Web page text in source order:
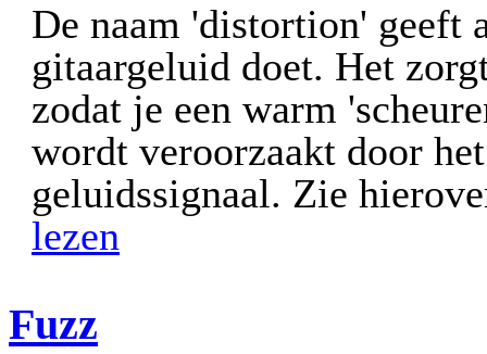
De naam 'distortion' geeft
gitaargeluid doet. Het
zodat je een warm
wordt veroorzaakt door
geluidssignaal. Zie
lezen
Fuzz